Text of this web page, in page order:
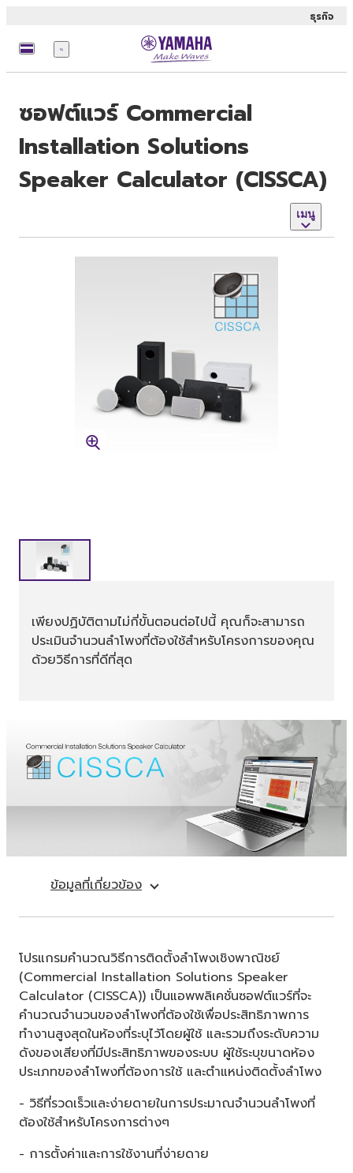
ธุรกิจ
เมนู
ซอฟต์แวร์ Commercial
Installation Solutions
Speaker Calculator (CISSCA)
เมนู
เพียงปฏิบัติตามไม่กี่ขั้นตอนต่อไปนี้ คุณก็จะสามารถ
ประเมินจำนวนลำโพงที่ต้องใช้สำหรับโครงการของคุณ
ด้วยวิธีการที่ดีที่สุด
ข้อมูลที่เกี่ยวข้อง
โปรแกรมคำนวณวิธีการติดตั้งลำโพงเชิงพาณิชย์
(Commercial Installation Solutions Speaker
Calculator (CISSCA)) เป็นแอพพลิเคชั่นซอฟต์แวร์ที่จะ
คำนวณจำนวนของลำโพงที่ต้องใช้เพื่อประสิทธิภาพการ
ทำงานสูงสุดในห้องที่ระบุไว้โดยผู้ใช้ และรวมถึงระดับความ
ดังของเสียงที่มีประสิทธิภาพของระบบ ผู้ใช้ระบุขนาดห้อง
ประเภทของลำโพงที่ต้องการใช้ และตำแหน่งติดตั้งลำโพง
- วิธีที่รวดเร็วและง่ายดายในการประมาณจำนวนลำโพงที่
ต้องใช้สำหรับโครงการต่างๆ
- การตั้งค่าและการใช้งานที่ง่ายดาย